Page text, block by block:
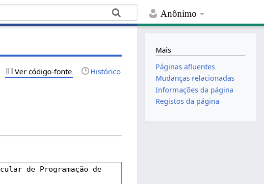
Anônimo
Ver código-fonte Histórico
Mais
Páginas afluentes
Mudanças relacionadas
Informações da página
Registos da página